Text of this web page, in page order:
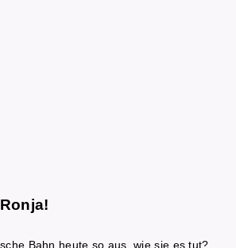
Bahn heute so aus, wie sie es tut?